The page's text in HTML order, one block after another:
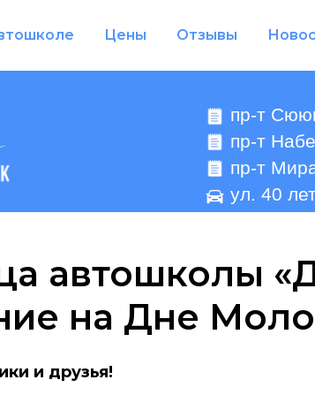
Цены Отзывы
пр-т
пр-т
пр-т
ул. 40
автошколы
на Дне
и друзья!